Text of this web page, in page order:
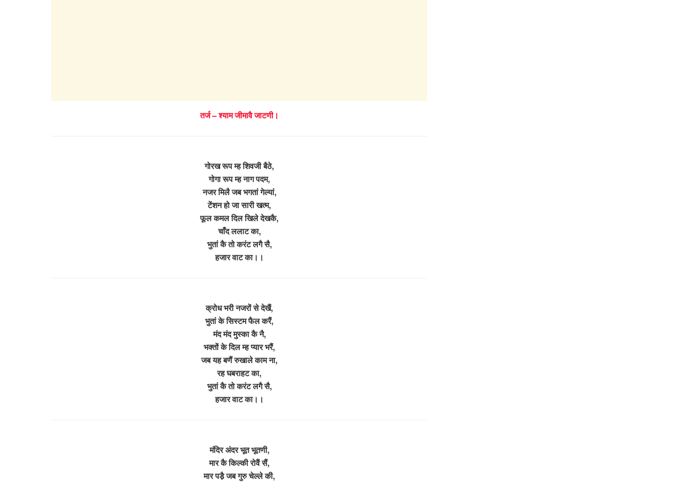
तर्ज – श्याम जीमावै जाटणी।
गोरख रूप म्ह शिवजी बैठे,
गोगा रूप म्ह नाग पदम,
नजर मिलै जब भगतां गेल्यां,
टेंशन हो जा सारी खत्म,
फूल कमल दिल खिले देखकै,
चांँद ललाट का,
भुतां कै तो करंट लगै सै,
हजार वाट का।।
क्रोध भरी नजरों से देखैं,
भुतां के सिस्टम फैल करैं,
मंद मंद मुस्का कै नै,
भक्तों के दिल म्ह प्यार भरैं,
जब यह बणैं रुखाले काम ना,
रह घबराहट का,
भुतां कै तो करंट लगै सै,
हजार वाट का।।
मंदिर अंदर भूत भूतणी,
मार कै किल्की रोवैं सैं,
मार पडै़ जब गुरु चेल्ले की,